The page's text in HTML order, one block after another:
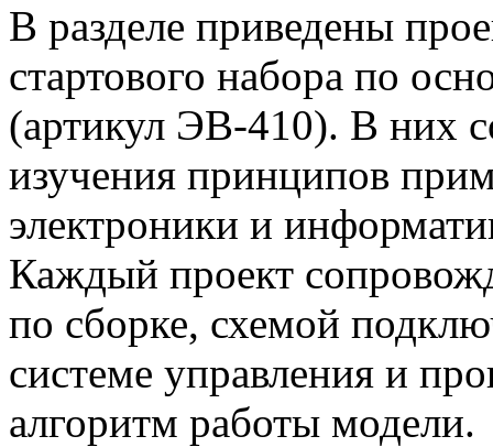
В разделе приведены
стартового набора по
(артикул ЭВ-410). В них
изучения принципов
электроники и
Каждый проект
по сборке, схемой
системе управления и
алгоритм работы модели.